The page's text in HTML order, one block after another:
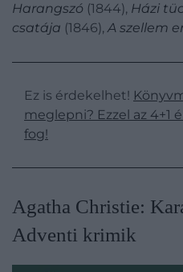
Harangszó (1844), Házi
csatája (1846),A szellem
Ez is érdekelhet!
meglepni? Ezzel az 4+1
fog!
​Agatha Christie:
Adventi krimik